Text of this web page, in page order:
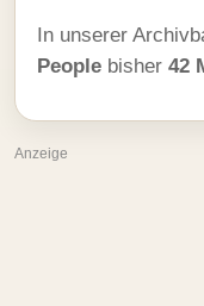
In unserer
People bisher 42
Anzeige